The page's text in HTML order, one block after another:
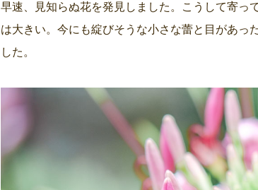
早速、見知らぬ花を発見しました。こうして寄っ
は大きい。今にも綻びそうな小さな蕾と目があっ
した。